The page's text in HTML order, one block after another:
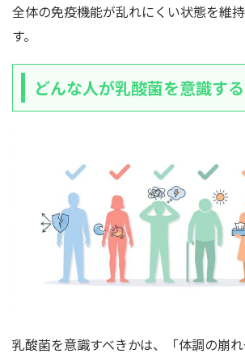
全体の免疫機能が乱れにくい状態を維
す。
どんな人が乳酸菌を意識す
乳酸菌を意識すべきかは、「体調の崩